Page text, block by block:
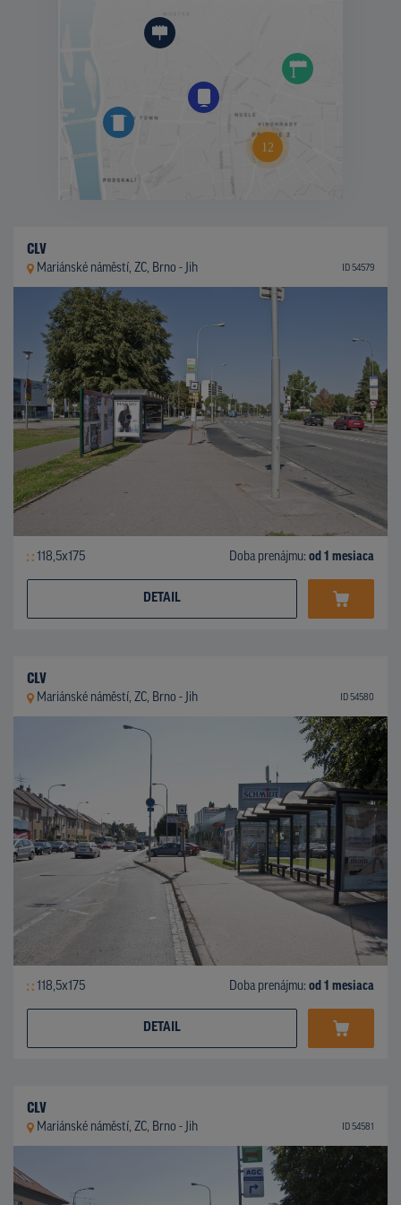
CLV
Mariánské náměstí, ZC, Brno - Jih ID 54579
118,5x175 Doba prenájmu: od 1 mesiaca
DETAIL
CLV
Mariánské náměstí, ZC, Brno - Jih ID 54580
118,5x175 Doba prenájmu: od 1 mesiaca
DETAIL
CLV
Mariánské náměstí, ZC, Brno - Jih ID 54581